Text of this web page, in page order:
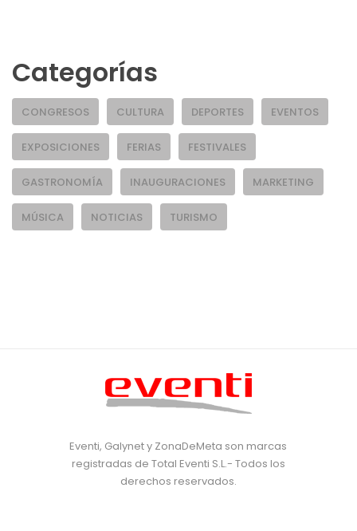
Categorías
CONGRESOS CULTURA DEPORTES EVENTOS
EXPOSICIONES FERIAS FESTIVALES
GASTRONOMÍA INAUGURACIONES MARKETING
MÚSICA NOTICIAS TURISMO
Eventi, Galynet y ZonaDeMeta son marcas
registradas de Total Eventi S.L.- Todos los
derechos reservados.